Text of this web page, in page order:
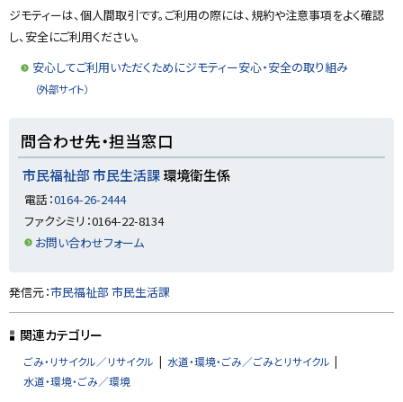
プ
に
ジモティーは、個人間取引です。ご利用の際には、規約や注意事項をよく確認
し、安全にご利用ください。
安心してご利用いただくためにジモティー安心・安全の取り組み
（外部サイト）
問合わせ先・担当窓口
市民福祉部 市民生活課環境衛生係
電話：0164-26-2444
ファクシミリ：0164-22-8134
お問い合わせフォーム
ト
ッ
プ
発信元：市民福祉部 市民生活課
関連カテゴリー
ごみ・リサイクル／リサイクル
水道・環境・ごみ／ごみとリサイクル
水道・環境・ごみ／環境